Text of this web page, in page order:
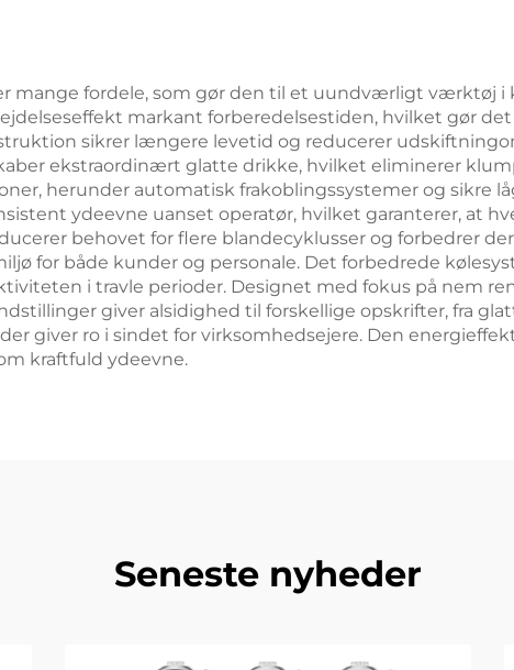
mange fordele, som gør den til et uundværligt værktøj i
markant forberedelsestiden, hvilket gør
sikrer længere levetid og reducerer
ekstraordinært glatte drikke, hvilket eliminerer
herunder automatisk frakoblingssystemer og sikre
ydeevne uanset operatør, hvilket garanterer, at
behovet for flere blandecyklusser og forbedrer
for både kunder og personale. Det forbedrede
i travle perioder. Designet med fokus på nem
giver alsidighed til forskellige opskrifter, fra
giver ro i sindet for virksomhedsejere. Den
kraftfuld ydeevne.
Seneste nyheder